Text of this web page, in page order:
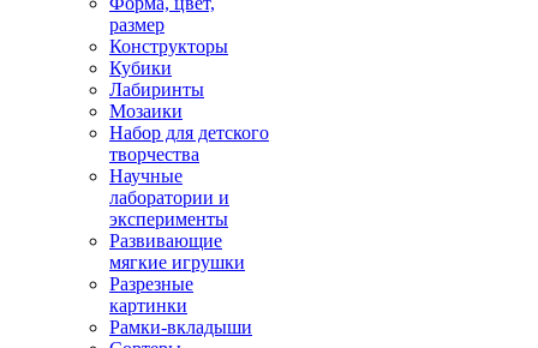
размер
Конструкторы
Кубики
Лабиринты
Мозаики
Набор для детского
творчества
Научные
лаборатории и
эксперименты
Развивающие
мягкие игрушки
Разрезные
картинки
Рамки-вкладыши